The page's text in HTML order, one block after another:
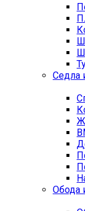
Седла
Обода